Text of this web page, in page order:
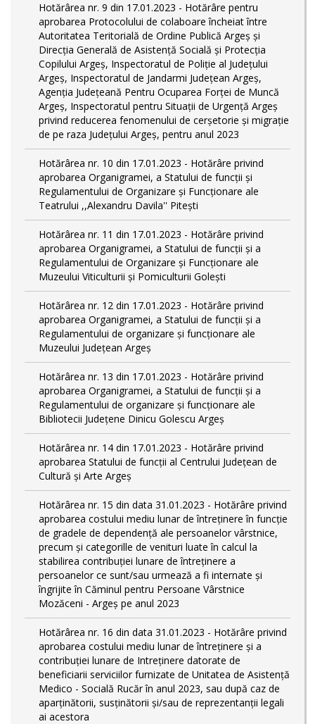
Hotărârea nr. 9 din 17.01.2023 - Hotărâre pentru
aprobarea Protocolului de colaboare încheiat între
Autoritatea Teritorială de Ordine Publică Argeş şi
Direcţia Generală de Asistenţă Socială şi Protecţia
Copilului Argeş, Inspectoratul de Poliţie al Judeţului
Argeş, Inspectoratul de Jandarmi Judeţean Argeş,
Agenţia Judeţeană Pentru Ocuparea Forţei de Muncă
Argeş, Inspectoratul pentru Situații de Urgență Argeş
privind reducerea fenomenului de cerşetorie şi migraţie
de pe raza Judeţului Argeş, pentru anul 2023
Hotărârea nr. 10 din 17.01.2023 - Hotărâre privind
aprobarea Organigramei, a Statului de funcţii și
Regulamentului de Organizare și Funcționare ale
Teatrului ,,Alexandru Davila'' Pitești
Hotărârea nr. 11 din 17.01.2023 - Hotărâre privind
aprobarea Organigramei, a Statului de funcții și a
Regulamentului de Organizare și Funcționare ale
Muzeului Viticulturii și Pomiculturii Golești
Hotărârea nr. 12 din 17.01.2023 - Hotărâre privind
aprobarea Organigramei, a Statului de funcții și a
Regulamentului de organizare și funcționare ale
Muzeului Județean Argeș
Hotărârea nr. 13 din 17.01.2023 - Hotărâre privind
aprobarea Organigramei, a Statului de funcții și a
Regulamentului de organizare și funcționare ale
Bibliotecii Județene Dinicu Golescu Argeș
Hotărârea nr. 14 din 17.01.2023 - Hotărâre privind
aprobarea Statului de funcţii al Centrului Județean de
Cultură și Arte Argeș
Hotărârea nr. 15 din data 31.01.2023 - Hotărâre privind
aprobarea costului mediu lunar de întreţinere în funcţie
de gradele de dependenţă ale persoanelor vârstnice,
precum şi categorille de venituri luate în calcul la
stabilirea contribuţiei lunare de întreţinere a
persoanelor ce sunt/sau urmează a fi internate şi
îngrijite în Căminul pentru Persoane Vârstnice
Mozăceni - Argeş pe anul 2023
Hotărârea nr. 16 din data 31.01.2023 - Hotărâre privind
aprobarea costului mediu lunar de întreţinere şi a
contribuţiei lunare de Intreţinere datorate de
beneficiarii serviciilor furnizate de Unitatea de Asistenţă
Medico - Socială Rucăr în anul 2023, sau după caz de
aparţinătorii, susţinătorii şi/sau de reprezentanţii legali
ai acestora